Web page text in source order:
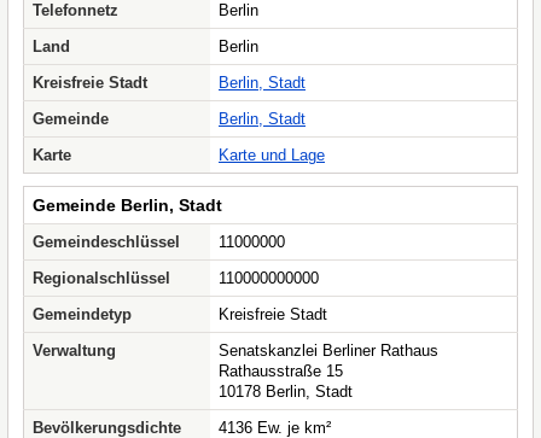
Telefonnetz
Berlin
Land
Berlin
Kreisfreie Stadt
Berlin, Stadt
Gemeinde
Berlin, Stadt
Karte
Karte und Lage
Gemeinde Berlin, Stadt
Gemeindeschlüssel
11000000
Regionalschlüssel
110000000000
Gemeindetyp
Kreisfreie Stadt
Verwaltung
Senatskanzlei Berliner Rathaus
Rathausstraße 15
10178 Berlin, Stadt
Bevölkerungsdichte
4136 Ew. je km²